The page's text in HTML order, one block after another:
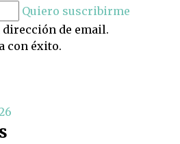
Quiero suscribirme
de email.
con éxito.